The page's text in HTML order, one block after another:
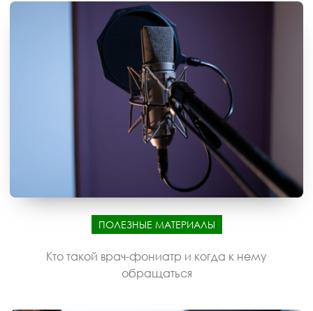
ПОЛЕЗНЫЕ МАТЕРИАЛЫ
Кто такой врач-фониатр и когда к нему
обращаться